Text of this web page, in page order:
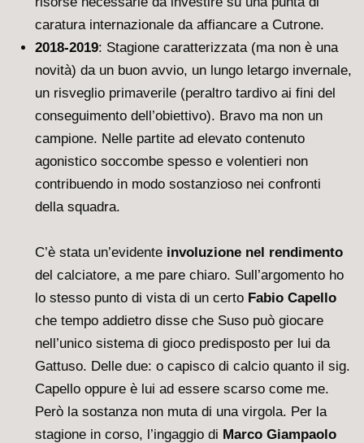
caratura internazionale da affiancare a Cutrone.
2018-2019: Stagione caratterizzata (ma non è una
novità) da un buon avvio, un lungo letargo invernale,
un risveglio primaverile (peraltro tardivo ai fini del
conseguimento dell’obiettivo). Bravo ma non un
campione. Nelle partite ad elevato contenuto
agonistico soccombe spesso e volentieri non
contribuendo in modo sostanzioso nei confronti
della squadra.
C’è stata un’evidente involuzione nel rendimento
del calciatore, a me pare chiaro. Sull’argomento ho
lo stesso punto di vista di un certo Fabio Capello
che tempo addietro disse che Suso può giocare
nell’unico sistema di gioco predisposto per lui da
Gattuso. Delle due: o capisco di calcio quanto il sig.
Capello oppure è lui ad essere scarso come me.
Però la sostanza non muta di una virgola. Per la
stagione in corso, l’ingaggio di Marco Giampaolo